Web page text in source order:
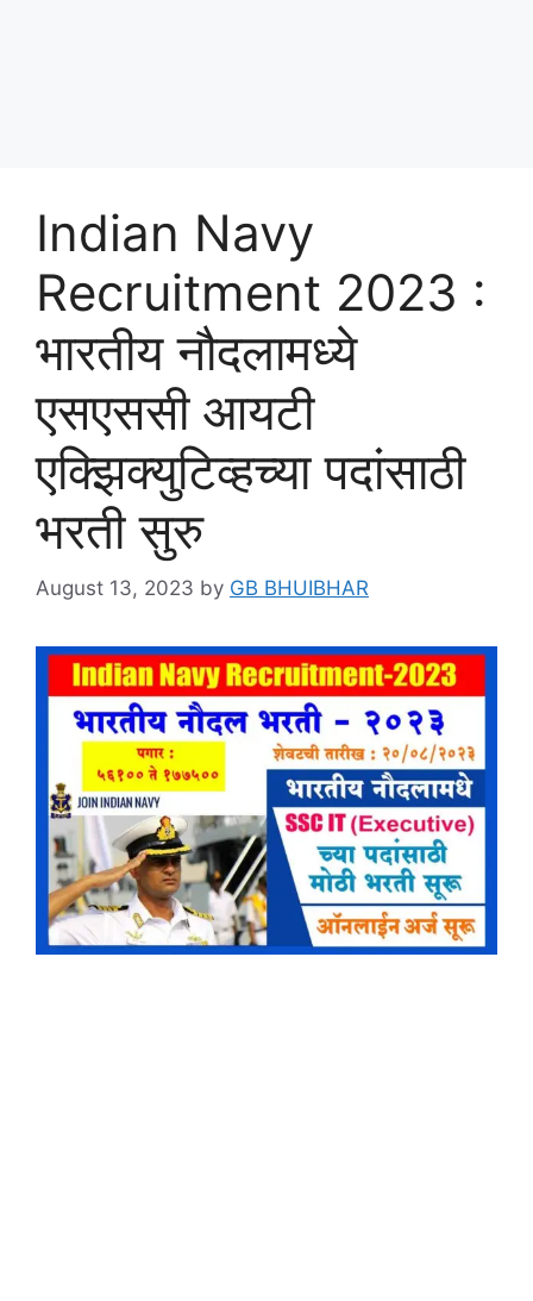
Indian Navy
Recruitment 2023 :
भारतीय नौदलामध्ये
एसएससी आयटी
एक्झिक्युटिव्हच्या पदांसाठी
भरती सुरु
August 13, 2023 by GB BHUIBHAR